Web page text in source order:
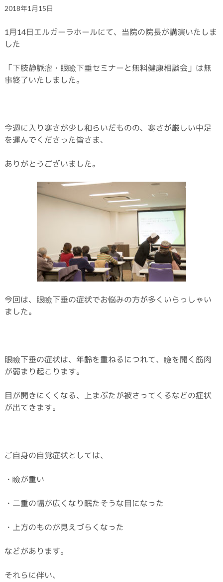
2018年1月15日
1月14日エルガーラホールにて、当院の院長が講演いたしま
した
「下肢静脈瘤・眼瞼下垂セミナーと無料健康相談会」は無
事終了いたしました。
今週に入り寒さが少し和らいだものの、寒さが厳しい中足
を運んでくださった皆さま、
ありがとうございました。
今回は、眼瞼下垂の症状でお悩みの方が多くいらっしゃい
ました。
眼瞼下垂の症状は、年齢を重ねるにつれて、瞼を開く筋肉
が弱まり起こります。
目が開きにくくなる、上まぶたが被さってくるなどの症状
が出てきます。
ご自身の自覚症状としては、
・瞼が重い
・二重の幅が広くなり眠たそうな目になった
・上方のものが見えづらくなった
などがあります。
それらに伴い、